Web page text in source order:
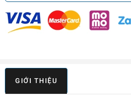
GIỚI THIỆU